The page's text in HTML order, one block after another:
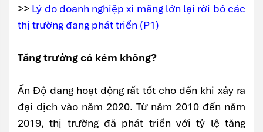
>> Lý do doanh nghiệp xi măng lớn lại rời bỏ các
thị trường đang phát triển (P1)
Tăng trưởng có kém không?
Ấn Độ đang hoạt động rất tốt cho đến khi xảy ra
đại dịch vào năm 2020. Từ năm 2010 đến năm
2019, thị trường đã phát triển với tỷ lệ tăng